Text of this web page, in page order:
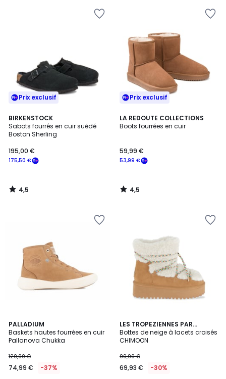
Prix exclusif
BIRKENSTOCK
Sabots fourrés en cuir suédé
Boston Sherling
175,50 €
195,00 €
4,5
/ 5
4,5
/
Prix exclusif
LA REDOUTE COLLECTIONS
Boots fourrées en cuir
53,99 €
59,99 €
4,5
/ 5
4,5
/
PALLADIUM
Baskets hautes fourrées en cuir
Pallanova Chukka
120,00 €
74,99 € -37%
LES TROPEZIENNES PAR
M.BELARBI
Bottes de neige à lacets croisés
CHIMOON
99,90 €
69,93 € -30%